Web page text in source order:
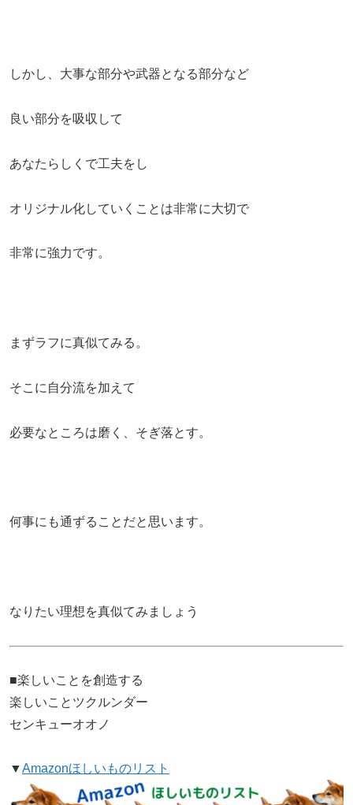
しかし、大事な部分や武器となる部分など
良い部分を吸収して
あなたらしくで工夫をし
オリジナル化していくことは非常に大切で
非常に強力です。
まずラフに真似てみる。
そこに自分流を加えて
必要なところは磨く、そぎ落とす。
何事にも通ずることだと思います。
なりたい理想を真似てみましょう
■楽しいことを創造する
楽しいことツクルンダー
センキューオオノ
▼Amazonほしいものリスト